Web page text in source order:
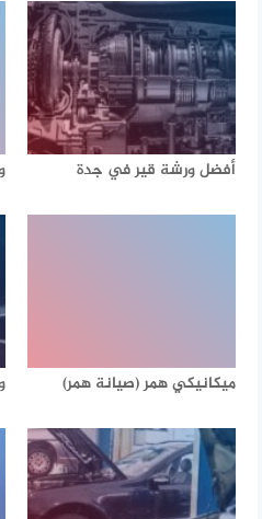
أفضل ورشة قير في جدة
ميكانيكي همر (صيانة همر)